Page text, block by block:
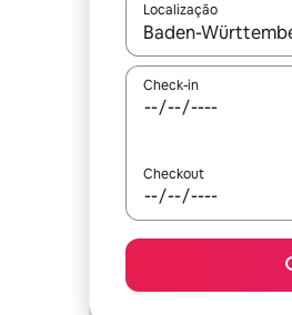
Localização
Quando os
Check-in
Checkout